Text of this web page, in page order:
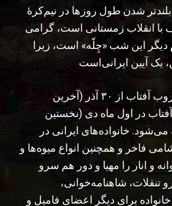
شدن طول روزها در نیم‌کرهٔ
انقلاب زمستانی است، گرامی
دیگر این شب «چِلّه» است، زیرا
یک آیین ایرانی‌است
یلدا به زمان بین غروب آفتاب از ۳۰ آذر (آخرین
آفتاب در اول ماه دی (نخستین
خانواده‌های ایرانی در
فاخر و همچنین انواع میوه‌ها و
و انار را مهیا و دور هم سرو
شاهنامه‌خوانی،
برای دیگر اعضای فامیل و